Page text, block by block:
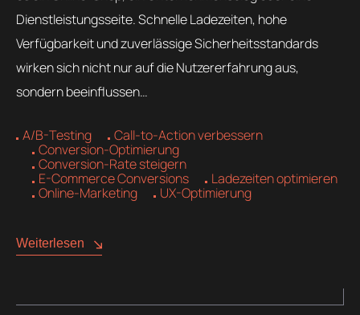
Dienstleistungsseite. Schnelle Ladezeiten, hohe
Verfügbarkeit und zuverlässige Sicherheitsstandards
wirken sich nicht nur auf die Nutzererfahrung aus,
sondern beeinflussen…
A/B-Testing
Call-to-Action verbessern
Conversion-Optimierung
Conversion-Rate steigern
E-Commerce Conversions
Ladezeiten optimieren
Online-Marketing
UX-Optimierung
Weiterlesen